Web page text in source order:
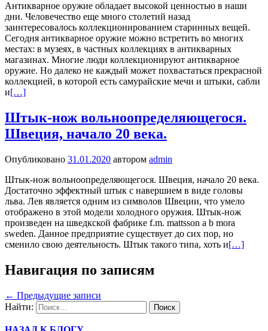
Антикварное оружие обладает высокой ценностью в наши
дни. Человечество еще много столетий назад
заинтересовалось коллекционированием старинных вещей.
Сегодня антикварное оружие можно встретить во многих
местах: в музеях, в частных коллекциях в антикварных
магазинах. Многие люди коллекционируют антикварное
оружие. Но далеко не каждый может похвастаться прекрасной
коллекцией, в которой есть самурайские мечи и штыки, сабли
и[…]
Штык-нож вольноопределяющегося.
Швеция, начало 20 века.
Опубликовано 31.01.2020 автором admin
Штык-нож вольноопределяющегося. Швеция, начало 20 века.
Достаточно эффектный штык с навершием в виде головы
льва. Лев является одним из символов Швеции, что умело
отображено в этой модели холодного оружия. Штык-нож
произведен на шведкской фабрике f.m. mattsson a b mora
sweden. Данное предприятие существует до сих пор, но
сменило свою деятельность. Штык такого типа, хоть и[…]
Навигация по записям
← Предыдущие записи
Найти: